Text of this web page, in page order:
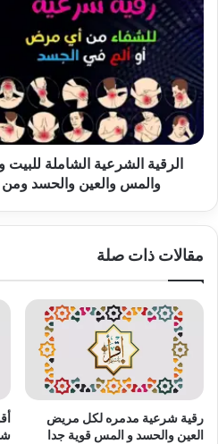
التابعة
والعين
والحسد
الشرعية
الشاملة
للبيت
والنفس
والأولاد
من
السحر
والمس
والعين
والجن
الرقية الشرعية الشاملة للبيت
والمس والعين والحسد
مقالات ذات صلة
رقية شرعية مدمره لكل مريض
العين والحسد و المس قوية جدا